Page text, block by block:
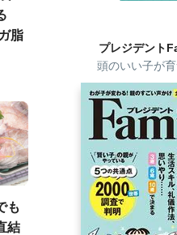
脂
も
結
プレジデント
頭のいい子が